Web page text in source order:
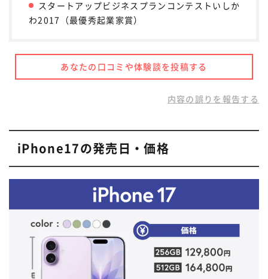
スタートアップビジネスプランコンテストいしか
わ2017（最優秀起業家賞）
あなたの口コミや体験談を投稿する
内容の誤りを報告する
iPhone17の発売日・価格